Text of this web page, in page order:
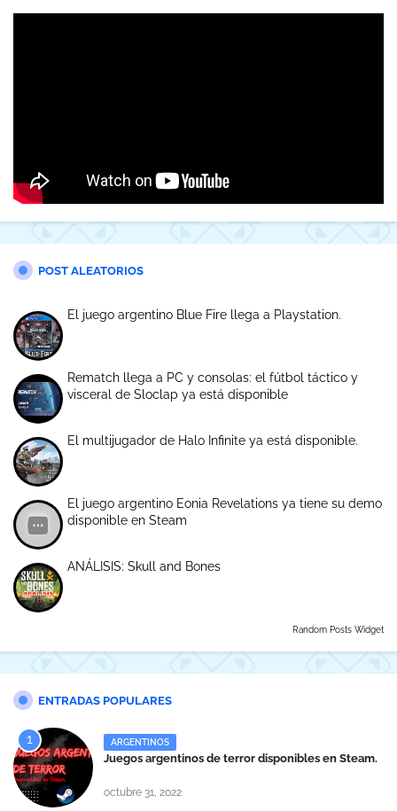
POST ALEATORIOS
El juego argentino Blue Fire llega a Playstation.
Rematch llega a PC y consolas: el fútbol táctico y
visceral de Sloclap ya está disponible
El multijugador de Halo Infinite ya está disponible.
El juego argentino Eonia Revelations ya tiene su demo
disponible en Steam
ANÁLISIS: Skull and Bones
Random Posts Widget
ENTRADAS POPULARES
ARGENTINOS
Juegos argentinos de terror disponibles en Steam.
octubre 31, 2022